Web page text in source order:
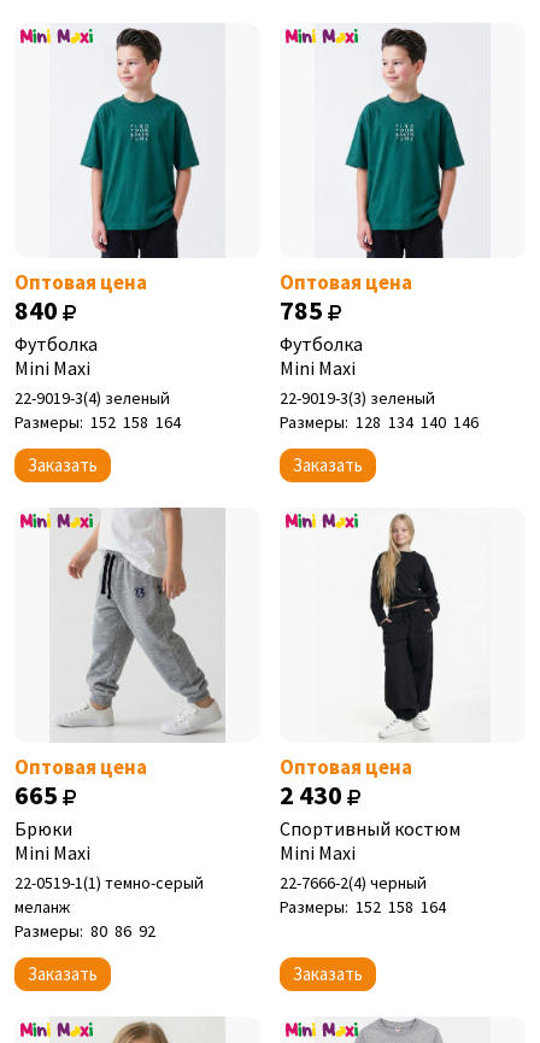
Оптовая цена
840
Футболка
Mini Maxi
22-9019-3(4) зеленый
Размеры: 152 158 164
Заказать
Оптовая цена
785
Футболка
Mini Maxi
22-9019-3(3) зеленый
Размеры: 128 134 140 146
Заказать
Оптовая цена
665
Брюки
Mini Maxi
22-0519-1(1) темно-серый
меланж
Размеры: 80 86 92
Заказать
Оптовая цена
2 430
Спортивный костюм
Mini Maxi
22-7666-2(4) черный
Размеры: 152 158 164
Заказать